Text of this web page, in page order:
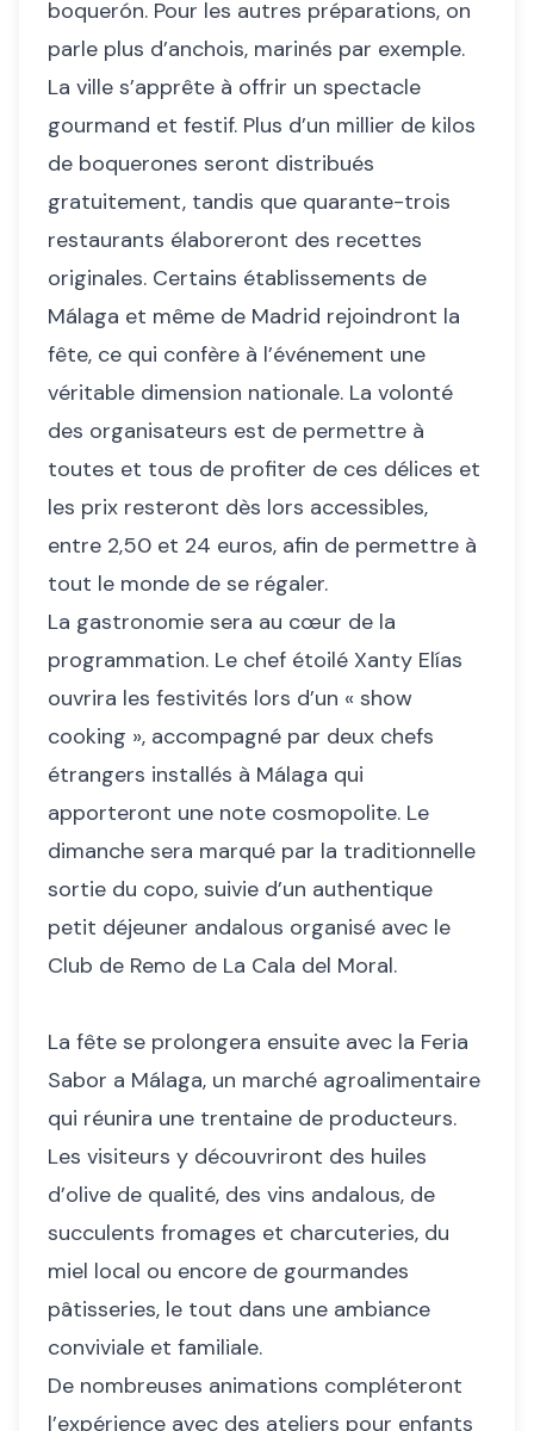
boquerón. Pour les autres préparations, on
parle plus d’anchois, marinés par exemple.
La ville s’apprête à offrir un spectacle
gourmand et festif. Plus d’un millier de kilos
de boquerones seront distribués
gratuitement, tandis que quarante-trois
restaurants élaboreront des recettes
originales. Certains établissements de
Málaga et même de Madrid rejoindront la
fête, ce qui confère à l’événement une
véritable dimension nationale. La volonté
des organisateurs est de permettre à
toutes et tous de profiter de ces délices et
les prix resteront dès lors accessibles,
entre 2,50 et 24 euros, afin de permettre à
tout le monde de se régaler.
La gastronomie sera au cœur de la
programmation. Le chef étoilé Xanty Elías
ouvrira les festivités lors d’un « show
cooking », accompagné par deux chefs
étrangers installés à Málaga qui
apporteront une note cosmopolite. Le
dimanche sera marqué par la traditionnelle
sortie du copo, suivie d’un authentique
petit déjeuner andalous organisé avec le
Club de Remo de La Cala del Moral.
La fête se prolongera ensuite avec la Feria
Sabor a Málaga, un marché agroalimentaire
qui réunira une trentaine de producteurs.
Les visiteurs y découvriront des huiles
d’olive de qualité, des vins andalous, de
succulents fromages et charcuteries, du
miel local ou encore de gourmandes
pâtisseries, le tout dans une ambiance
conviviale et familiale.
De nombreuses animations compléteront
l’expérience avec des ateliers pour enfants